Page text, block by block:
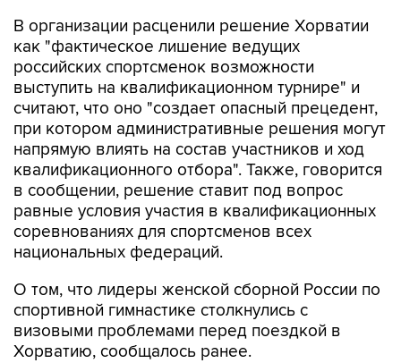
В организации расценили решение Хорватии
как "фактическое лишение ведущих
российских спортсменок возможности
выступить на квалификационном турнире" и
считают, что оно "создает опасный прецедент,
при котором административные решения могут
напрямую влиять на состав участников и ход
квалификационного отбора". Также, говорится
в сообщении, решение ставит под вопрос
равные условия участия в квалификационных
соревнованиях для спортсменов всех
национальных федераций.
О том, что лидеры женской сборной России по
спортивной гимнастике столкнулись с
визовыми проблемами перед поездкой в
Хорватию, сообщалось ранее.